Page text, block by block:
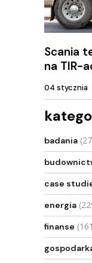
Scania
na TIR-
04 stycznia
badania
case
energia
finanse